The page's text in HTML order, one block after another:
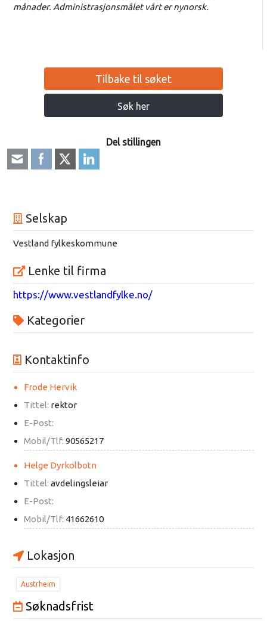
månader. Administrasjonsmålet vårt er nynorsk.
Tilbake til søket
Søk her
Del stillingen
Selskap
Vestland fylkeskommune
Lenke til firma
https://www.vestlandfylke.no/
Kategorier
Kontaktinfo
Frode Hervik
Tittel: rektor
E-Post:
Mobil/Tlf: 90565217
Helge Dyrkolbotn
Tittel: avdelingsleiar
E-Post:
Mobil/Tlf: 41662610
Lokasjon
Austrheim
Søknadsfrist